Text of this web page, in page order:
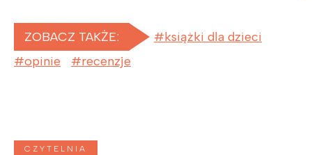
ZOBACZ TAKŻE:
książki dla dzieci
opinie
recenzje
CZYTELNIA